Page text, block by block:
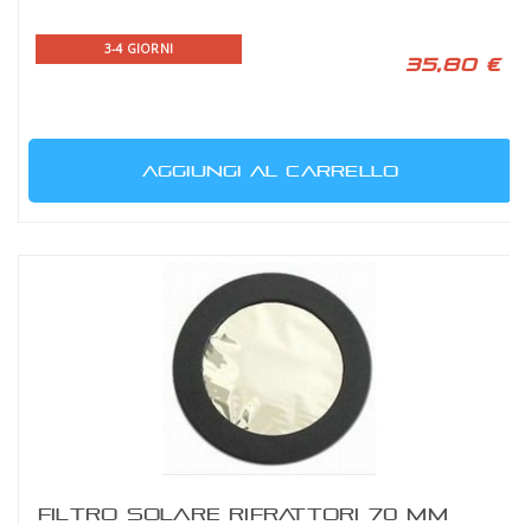
3-4 GIORNI
35,80 €
AGGIUNGI AL CARRELLO
FILTRO SOLARE RIFRATTORI 70 MM